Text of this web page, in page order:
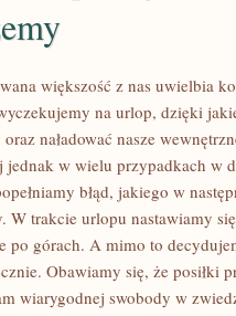
większość z nas uwielbia
na urlop, dzięki
naładować nasze
jednak w wielu przypadkach w
błąd, jakiego w
W trakcie urlopu nastawiamy
po górach. A mimo to
Obawiamy się, że posiłki
wiarygodnej swobody w